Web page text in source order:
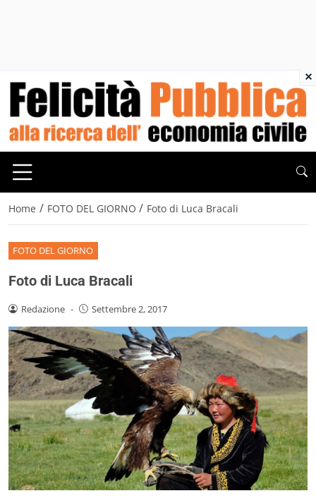
Home / FOTO DEL GIORNO / Foto di Luca Bracali
FOTO DEL GIORNO
Foto di Luca Bracali
Redazione - Settembre 2, 2017
×